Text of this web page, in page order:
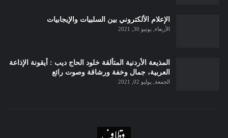
الإعلام الألكتروني بين السلبيات والإيجابيات
الأربعاء, يونيو 30, 2021
المذيعة الأردنية المتألقة خلود الحاج ديب : أيقونة الإذاعة
العربية، جمال وخفة ورشاقة وصوت رائع
الجمعة, يوليو 02, 2021